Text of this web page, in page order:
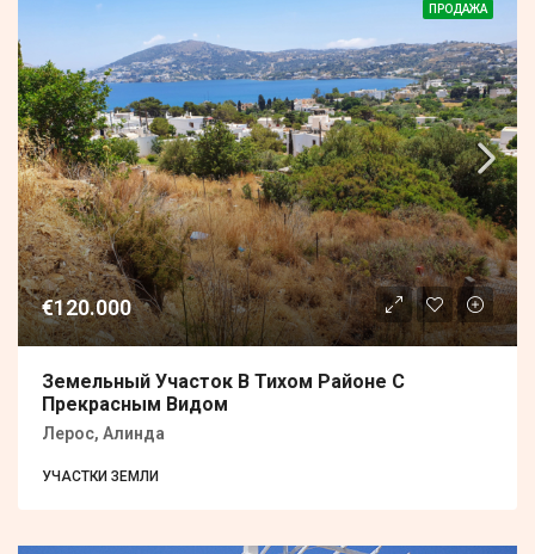
ПРОДАЖА
€120.000
Земельный Участок В Тихом Районе С
Прекрасным Видом
Лерос, Алинда
УЧАСТКИ ЗЕМЛИ